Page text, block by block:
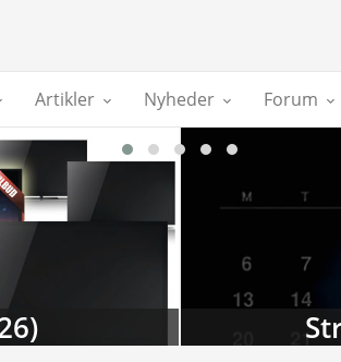
Artikler Nyheder Forum